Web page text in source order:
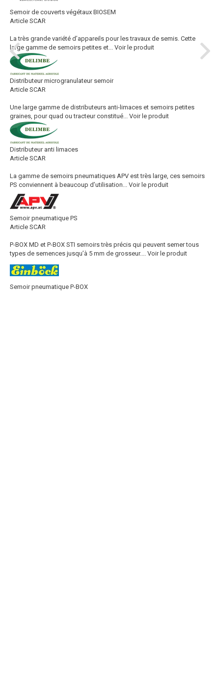
Semoir de couverts végétaux BIOSEM
Article SCAR
La très grande variété d’appareils pour les travaux de semis. Cette
large gamme de semoirs petites et... Voir le produit
Distributeur microgranulateur semoir
Article SCAR
Une large gamme de distributeurs anti-limaces et semoirs petites
graines, pour quad ou tracteur constitué... Voir le produit
Distributeur anti limaces
Article SCAR
La gamme de semoirs pneumatiques APV est très large, ces semoirs
PS conviennent à beaucoup d’utilisation... Voir le produit
Semoir pneumatique PS
Article SCAR
P-BOX MD et P-BOX STI semoirs très précis qui peuvent semer tous
types de semences jusqu’à 5 mm de grosseur.... Voir le produit
Semoir pneumatique P-BOX